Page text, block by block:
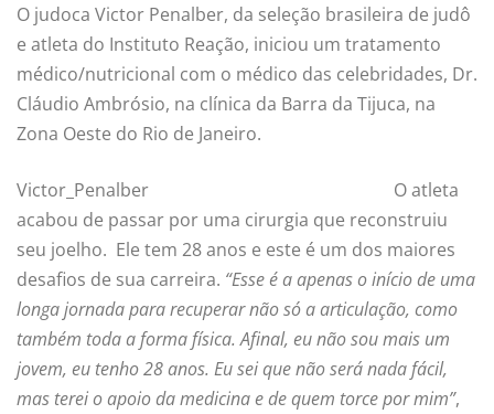
O judoca Victor Penalber, da seleção brasileira de judô
e atleta do Instituto Reação, iniciou um tratamento
médico/nutricional com o médico das celebridades, Dr.
Cláudio Ambrósio, na clínica da Barra da Tijuca, na
Zona Oeste do Rio de Janeiro.
Victor_Penalber
O atleta
acabou de passar por uma cirurgia que reconstruiu
seu joelho. Ele tem 28 anos e este é um dos maiores
desafios de sua carreira. “Esse é a apenas o início de uma
longa jornada para recuperar não só a articulação, como
também toda a forma física. Afinal, eu não sou mais um
jovem, eu tenho 28 anos. Eu sei que não será nada fácil,
mas terei o apoio da medicina e de quem torce por mim”,